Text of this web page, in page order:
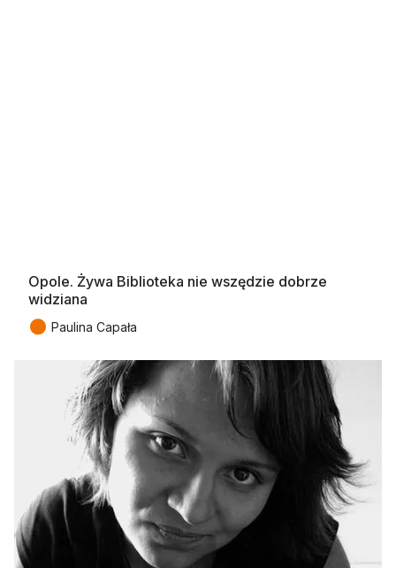
Opole. Żywa Biblioteka nie wszędzie dobrze
widziana
● Paulina Capała